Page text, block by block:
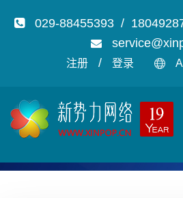
029-88455393 /
注册 / 登录